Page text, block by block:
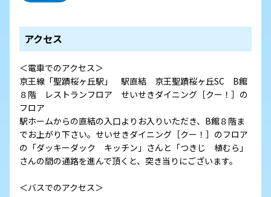
アクセス
＜電車でのアクセス＞
京王線「聖蹟桜ヶ丘駅」 駅直結 京王聖蹟桜ヶ丘SC B館
８階 レストランフロア せいせきダイニング［クー！］の
フロア
駅ホームからの直結の入口よりお入りいただき、B館８階ま
でお上がり下さい。せいせきダイニング［クー！］のフロア
の「ダッキーダック キッチン」さんと「つきじ 植むら」
さんの間の通路を進んで頂くと、突き当りにございます。
＜バスでのアクセス＞